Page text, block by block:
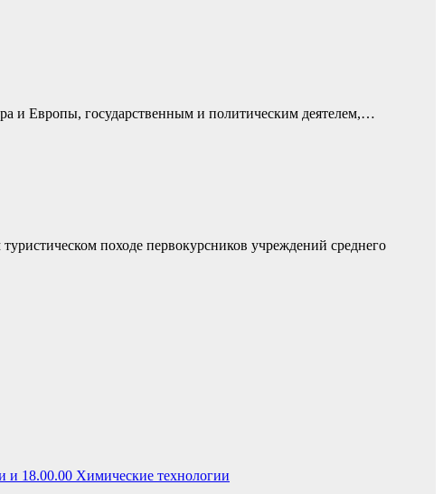
и Европы, государственным и политическим деятелем,…
походе первокурсников учреждений среднего
и 18.00.00 Химические технологии